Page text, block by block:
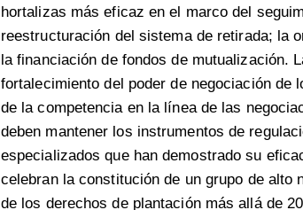
hortalizas más eficaz en el marco del
reestructuración del sistema de retirada; la
la financiación de fondos de mutualización.
fortalecimiento del poder de negociación de
de la competencia en la línea de las
deben mantener los instrumentos de
especializados que han demostrado su
celebran la constitución de un grupo de
de los derechos de plantación más allá de